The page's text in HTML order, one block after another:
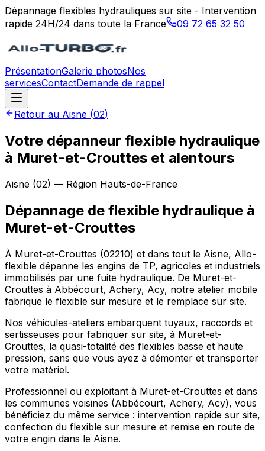
Dépannage flexibles hydrauliques sur site - Intervention
rapide 24H/24 dans toute la France
09 72 65 32 50
PrésentationGalerie photosNos
servicesContactDemande de rappel
Retour au Aisne (02)
Votre dépanneur flexible hydraulique
à Muret-et-Crouttes et alentours
Aisne (02) — Région Hauts-de-France
Dépannage de flexible hydraulique à
Muret-et-Crouttes
À Muret-et-Crouttes (02210) et dans tout le Aisne, Allo-
flexible dépanne les engins de TP, agricoles et industriels
immobilisés par une fuite hydraulique. De Muret-et-
Crouttes à Abbécourt, Achery, Acy, notre atelier mobile
fabrique le flexible sur mesure et le remplace sur site.
Nos véhicules-ateliers embarquent tuyaux, raccords et
sertisseuses pour fabriquer sur site, à Muret-et-
Crouttes, la quasi-totalité des flexibles basse et haute
pression, sans que vous ayez à démonter et transporter
votre matériel.
Professionnel ou exploitant à Muret-et-Crouttes et dans
les communes voisines (Abbécourt, Achery, Acy), vous
bénéficiez du même service : intervention rapide sur site,
confection du flexible sur mesure et remise en route de
votre engin dans le Aisne.